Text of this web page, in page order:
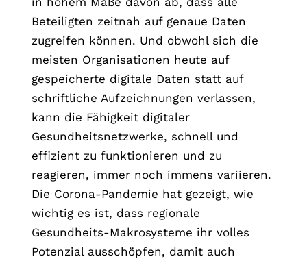
Beteiligten zeitnah auf genaue Daten
zugreifen können. Und obwohl sich die
meisten Organisationen heute auf
gespeicherte digitale Daten statt auf
schriftliche Aufzeichnungen verlassen,
kann die Fähigkeit digitaler
Gesundheitsnetzwerke, schnell und
effizient zu funktionieren und zu
reagieren, immer noch immens variieren.
Die Corona-Pandemie hat gezeigt, wie
wichtig es ist, dass regionale
Gesundheits-Makrosysteme ihr volles
Potenzial ausschöpfen, damit auch